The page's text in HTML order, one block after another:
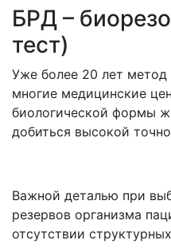
БРД –
тест)
Уже более 20 лет метод
многие медицинские
биологической формы
добиться высокой
Важной деталью при
резервов организма
отсутствии